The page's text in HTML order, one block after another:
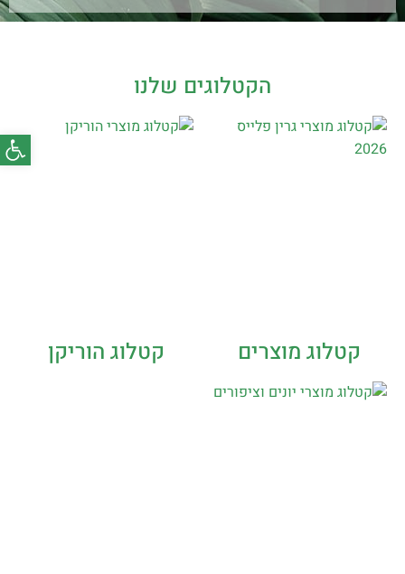
הקטלוגים שלנו
קטלוג מוצרים קטלוג הוריקן
פתח